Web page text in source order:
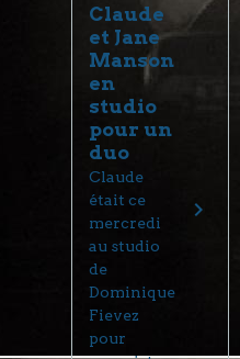
Claude
et Jane
Manson
en
studio
pour un
duo
Claude
était ce
mercredi
au studio
de
Dominique
Fievez
pour